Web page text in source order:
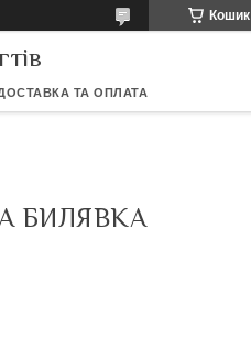
Кошик
ТА ОПЛАТА
БИЛЯВКА